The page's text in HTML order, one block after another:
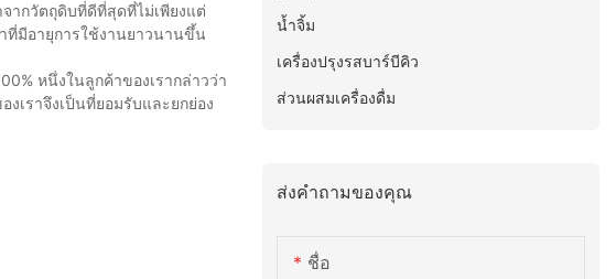
ากวัตถุดิบที่ดีที่สุดที่ไม่เพียงแต่
ที่มีอายุการใช้งานยาวนานขึ้น
หนึ่งในลูกค้าของเรากล่าวว่า
เราจึงเป็นที่ยอมรับและยกย่อง
น้ำจิ้ม
เครื่องปรุงรสบาร์บีคิว
ส่วนผสมเครื่องดื่ม
ส่งคำถามของคุณ
ชื่อ